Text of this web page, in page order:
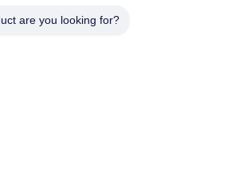
are you looking for?